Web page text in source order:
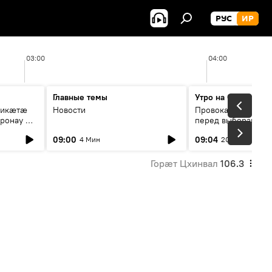
РУС ИР
03:00 04:00
æй
Главные темы
Новости
09:00 4 Мин
Утро на Спутнике
Провокации со
перед выборами в
09:04 20 Мин
Горӕт Цхинвал 106.3